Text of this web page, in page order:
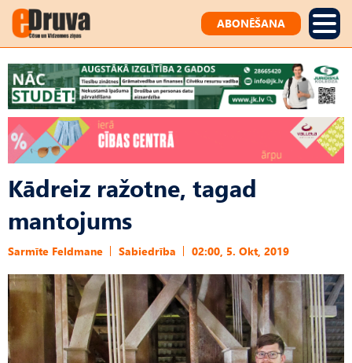
ABONĒŠANA
Kādreiz ražotne, tagad
mantojums
Sarmīte Feldmane Sabiedrība 02:00, 5. Okt, 2019